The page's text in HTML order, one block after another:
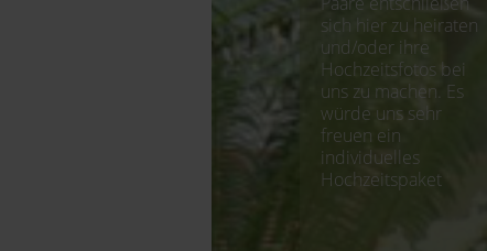
sich hier zu heiraten
und/oder ihre
Hochzeitsfotos bei
uns zu machen. Es
würde uns sehr
freuen ein
individuelles
Hochzeitspaket